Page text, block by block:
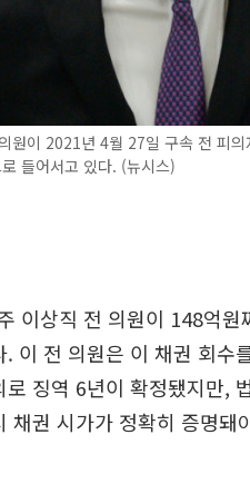
원이 2021년 4월 27일 구속 전 피의
들어서고 있다. (뉴시스)
이상직 전 의원이 148억
이 전 의원은 이 채권 회수
징역 6년이 확정됐지만,
채권 시가가 정확히 증명돼